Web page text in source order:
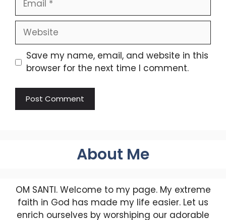
Website
Save my name, email, and website in this
browser for the next time I comment.
About Me
OM SANTI. Welcome to my page. My extreme
faith in God has made my life easier. Let us
enrich ourselves by worshiping our adorable